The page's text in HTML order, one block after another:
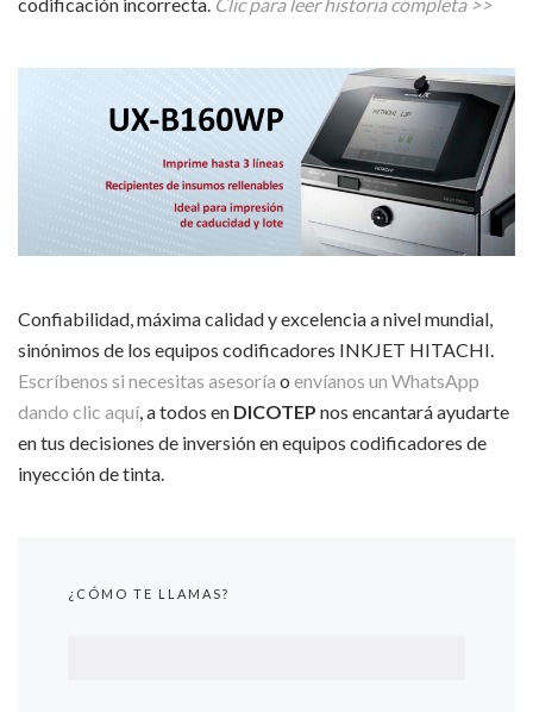
Confiabilidad, máxima calidad y excelencia a nivel mundial,
sinónimos de los equipos codificadores INKJET HITACHI.
Escríbenos si necesitas asesoría o envíanos un WhatsApp
dando clic aquí, a todos en DICOTEP nos encantará ayudarte
en tus decisiones de inversión en equipos codificadores de
inyección de tinta.
¿CÓMO TE LLAMAS?